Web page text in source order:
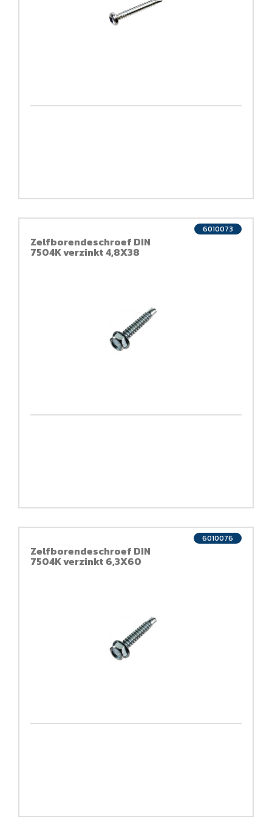
Zelfborendeschroef DIN
7504K verzinkt 4,8X38
6010073
Zelfborendeschroef DIN
7504K verzinkt 6,3X60
6010076